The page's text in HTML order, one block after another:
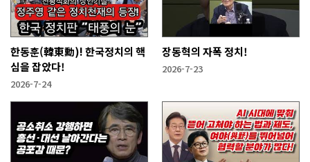
한동훈(韓東勳)! 한국정치의 핵
심을 잡았다!
2026-7-24
장동혁의 자폭 정치!
2026-7-23